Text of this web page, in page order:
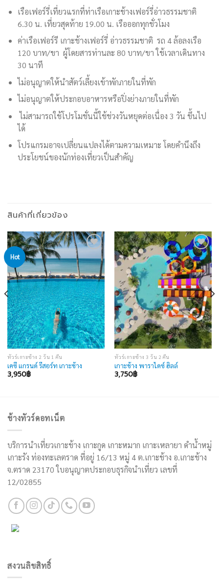
เรือเฟอร์รี่เที่ยวแรกที่ท่าเรือเกาะช้างเฟอร์รี่อ่าวธรรมชาติ
6.30 น. เที่ยวสุดท้าย 19.00 น. เรือออกทุกชั่วโมง
ค่าเรือเฟอร์รี เกาะช้างเฟอร์รี่ อ่าวธรรมชาติ รถ 4 ล้อลงเรือ
120 บาท/ขา ผู้โดยสารท่านละ 80 บาท/ขา ใช้เวลาเดินทาง
30 นาที
ไม่อนุญาตให้นำสัตว์เลี้ยงเข้าพักภายในที่พัก
ไม่อนุญาตให้ประกอบอาหารหรือปิ่งย่างภายในที่พัก
ไม่สามารถใช้โปรโมชั่นนี้ใช้ช่วงวันหยุดต่อเนื่อง 3 วัน ขึ้นไป
ได้
โปรแกรมอาจเปลี่ยนแปลงได้ตามความเหมาะ โดยคำนึงถึง
ประโยชน์ของนักท่องเที่ยวเป็นสำคัญ
สินค้าที่เกี่ยวข้อง
Hot
Add to
wishlist
ทัวร์เกาะช้าง 2 วัน 1 คืน
เคซี แกรนด์ รีสอร์ท เกาะช้าง
3,950฿
Add to
wishlist
ทัวร์เกาะช้าง 3 วัน 2 คืน
เกาะช้าง พาราไดซ์ ฮิลล์
3,750฿
ช้างทัวร์ดอทเน็ต
บริการนำเที่ยวเกาะช้าง เกาะกูด เกาะหมาก เกาะเหลายา ดำน้ำหมู่
เกาะรัง ท่องทะเลตราด ที่อยู่ 16/13 หมู่ 4 ต.เกาะช้าง อ.เกาะช้าง
จ.ตราด 23170 ใบอนุญาตประกอบธุรกิจนำเที่ยว เลขที่
12/02855
สงวนลิขสิทธิ์